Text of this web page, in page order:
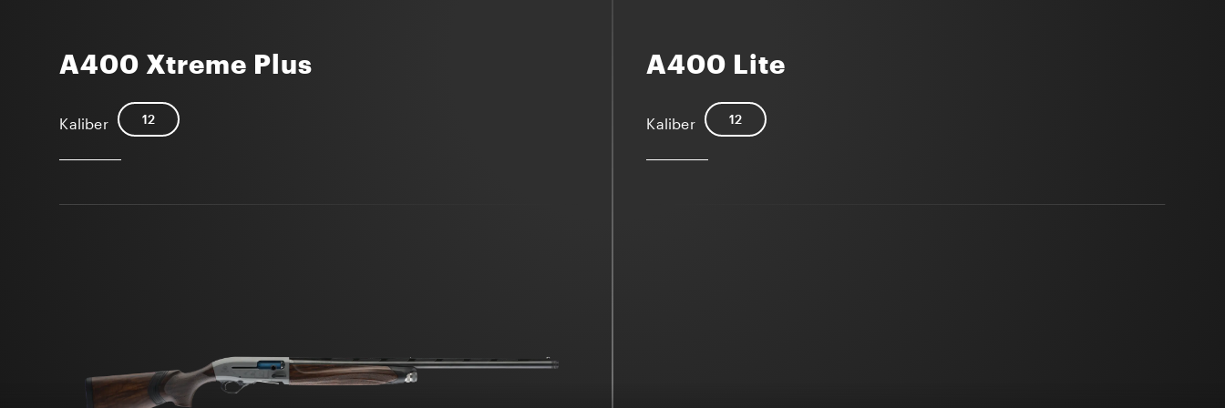
A400 Xtreme Plus
Kaliber 12
A400 Lite
Kaliber 12